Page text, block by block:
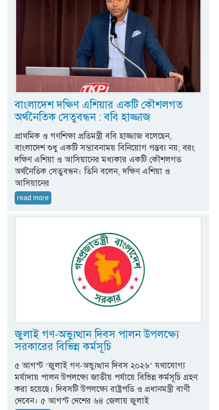
বাংলাদেশ দক্ষিণ এশিয়ার একটি কৌশলগত
অর্থনৈতিক সেতুবন্ধন : ববি হাজ্জাজ
প্রাথমিক ও গণশিক্ষা প্রতিমন্ত্রী ববি হাজ্জাজ বলেছেন,
বাংলাদেশ শুধু একটি সম্ভাবনাময় বিনিয়োগ গন্তব্য নয়; বরং
দক্ষিণ এশিয়া ও আসিয়ানের মধ্যকার একটি কৌশলগত
অর্থনৈতিক সেতুবন্ধন। তিনি বলেন, দক্ষিণ এশিয়া ও
আসিয়ানের
read more
জুলাই গণ-অভ্যুত্থান দিবস পালন উপলক্ষ্যে
সরকারের বিভিন্ন কর্মসূচি
৫ আগস্ট ‘জুলাই গণ-অভ্যুত্থান দিবস ২০২৬’ যথাযোগ্য
মর্যাদায় পালন উপলক্ষ্যে জাতীয় পর্যায়ে বিভিন্ন কর্মসূচি গ্রহণ
করা হয়েছে। দিবসটি উপলক্ষ্যে রাষ্ট্রপতি ও প্রধানমন্ত্রী বাণী
দেবেন। ৫ আগস্ট দেশের ৬৪ জেলায় জুলাই